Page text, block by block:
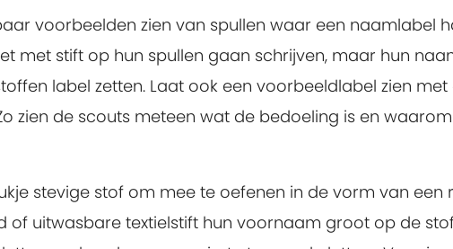
voorbeelden zien van spullen waar een naamlabel
met stift op hun spullen gaan schrijven, maar hun
label zetten. Laat ook een voorbeeldlabel zien
zien de scouts meteen wat de bedoeling is en
stevige stof om mee te oefenen in de vorm van een
of uitwasbare textielstift hun voornaam groot op de